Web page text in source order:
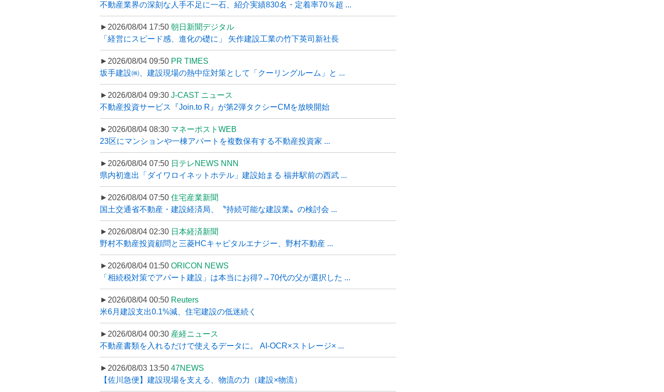
不動産業界の深刻な人手不足に一石、紹介実績830名・定着率70％超 ...
►2026/08/04 17:50 朝日新聞デジタル
「経営にスピード感、進化の礎に」 矢作建設工業の竹下英司新社長
►2026/08/04 09:50 PR TIMES
坂手建設㈱、建設現場の熱中症対策として「クーリングルーム」と ...
►2026/08/04 09:30 J-CAST ニュース
不動産投資サービス『Join.to R』が第2弾タクシーCMを放映開始
►2026/08/04 08:30 マネーポストWEB
23区にマンションや一棟アパートを複数保有する不動産投資家 ...
►2026/08/04 07:50 日テレNEWS NNN
県内初進出「ダイワロイネットホテル」建設始まる 福井駅前の西武 ...
►2026/08/04 07:50 住宅産業新聞
国土交通省不動産・建設経済局、〝持続可能な建設業〟の検討会 ...
►2026/08/04 02:30 日本経済新聞
野村不動産投資顧問と三菱HCキャピタルエナジー、野村不動産 ...
►2026/08/04 01:50 ORICON NEWS
「相続税対策でアパート建設」は本当にお得?→70代の父が選択した ...
►2026/08/04 00:50 Reuters
米6月建設支出0.1%減、住宅建設の低迷続く
►2026/08/04 00:30 産経ニュース
不動産書類を入れるだけで使えるデータに。 AI-OCR×ストレージ× ...
►2026/08/03 13:50 47NEWS
【佐川急便】建設現場を支える、物流の力（建設×物流）